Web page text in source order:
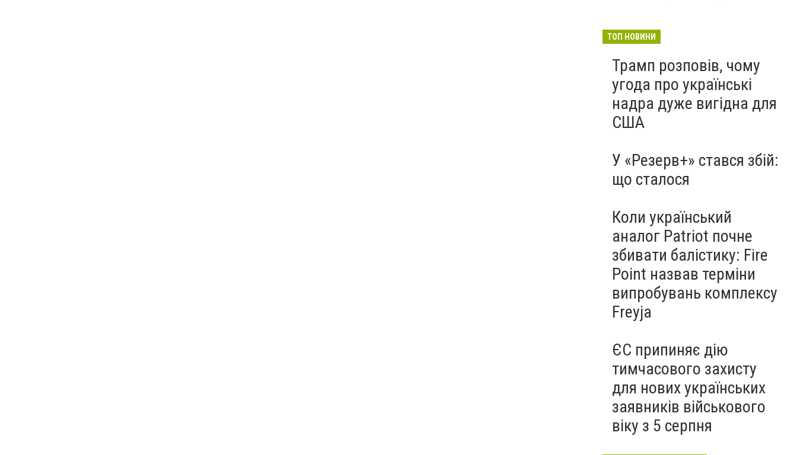
тривалого стресу: які
симптоми не варто
списувати на втому
НОВИНИ КОМПАНІЙ
4 серпня
ТОП НОВИНИ
Трамп розповів, чому
угода про українські
надра дуже вигідна для
США
У «Резерв+» стався збій:
що сталося
Коли український
аналог Patriot почне
збивати балістику: Fire
Point назвав терміни
випробувань комплексу
Freyja
ЄС припиняє дію
тимчасового захисту
для нових українських
заявників військового
віку з 5 серпня